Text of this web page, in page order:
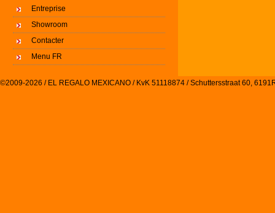
Entreprise
Showroom
Contacter
Menu FR
©2009-2026 / EL REGALO MEXICANO / KvK 51118874 / Schuttersstraat 60,